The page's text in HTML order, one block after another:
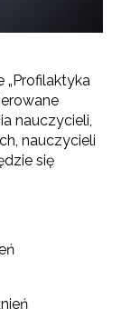
„Profilaktyka
nauczycieli,
nauczycieli
się